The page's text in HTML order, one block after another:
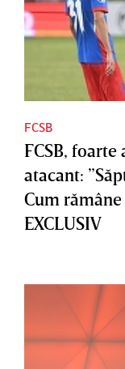
FCSB
FCSB,
atacant:
Cum
EXCLUSIV